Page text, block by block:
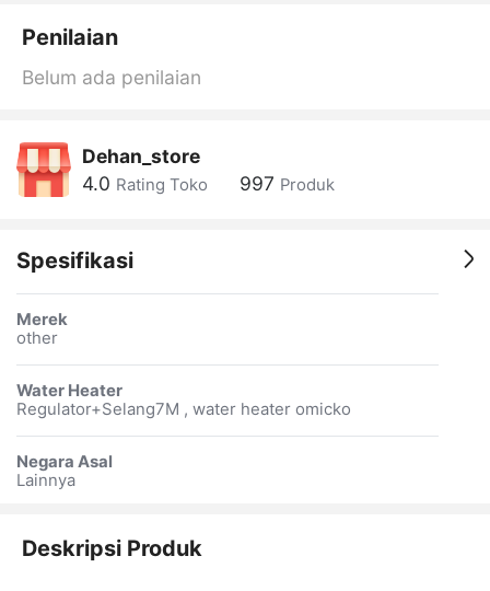
Penilaian
Belum ada penilaian
Dehan_store
4.0 Rating Toko 997 Produk
Spesifikasi
Merek
other
Water Heater
Regulator+Selang7M , water heater omicko
Negara Asal
Lainnya
Deskripsi Produk